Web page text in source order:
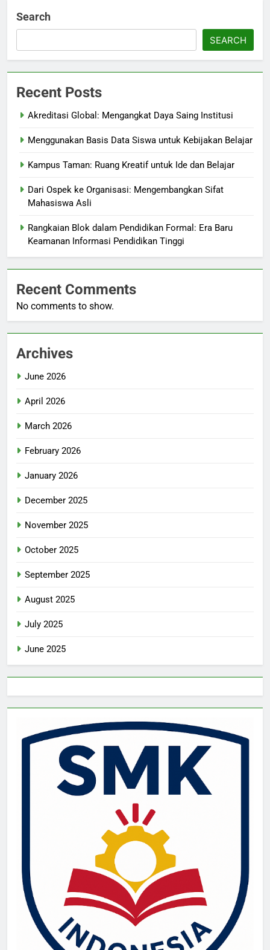
Search
SEARCH
Recent Posts
Akreditasi Global: Mengangkat Daya Saing Institusi
Menggunakan Basis Data Siswa untuk Kebijakan Belajar
Kampus Taman: Ruang Kreatif untuk Ide dan Belajar
Dari Ospek ke Organisasi: Mengembangkan Sifat
Mahasiswa Asli
Rangkaian Blok dalam Pendidikan Formal: Era Baru
Keamanan Informasi Pendidikan Tinggi
Recent Comments
No comments to show.
Archives
June 2026
April 2026
March 2026
February 2026
January 2026
December 2025
November 2025
October 2025
September 2025
August 2025
July 2025
June 2025